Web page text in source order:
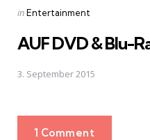
Posted
inEntertainment
AUF DVD & Blu-
3. September 2015
1 Comment